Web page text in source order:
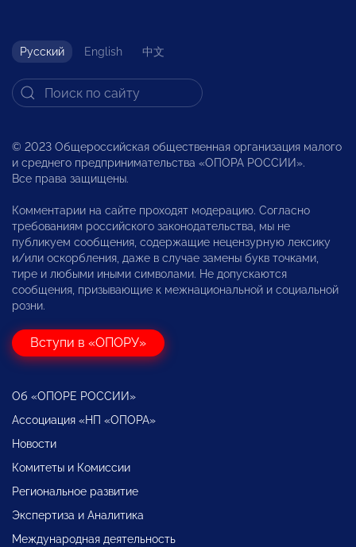
Русский English 中文
© 2023 Общероссийская общественная организация малого
и среднего предпринимательства «ОПОРА РОССИИ».
Все права защищены.
Комментарии на сайте проходят модерацию. Согласно
требованиям российского законодательства, мы не
публикуем сообщения, содержащие нецензурную лексику
и/или оскорбления, даже в случае замены букв точками,
тире и любыми иными символами. Не допускаются
сообщения, призывающие к межнациональной и социальной
розни.
Вступи в «ОПОРУ»
Об «ОПОРЕ РОССИИ»
Ассоциация «НП «ОПОРА»
Новости
Комитеты и Комиссии
Региональное развитие
Экспертиза и Аналитика
Международная деятельность